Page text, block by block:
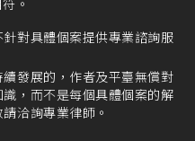
向直轄市、縣（市）政
消費者依前條申訴未能
轄市或縣（市）消費爭
」
。
對具體個案提供專業諮詢服
發展的，作者及平臺無償對
，而不是每個具體個案的解
洽詢專業律師。